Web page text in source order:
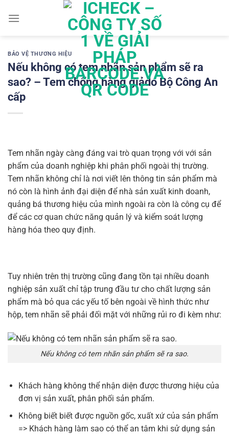
đến
BẢO VỆ THƯƠNG HIỆU
Nếu không có tem nhãn sản phẩm sẽ ra
sao? – Tem chống hàng giảdo Bộ Công An
cấp
Tem nhãn ngày càng đáng vai trò quan trọng với với sản
phẩm của doanh nghiệp khi phân phối ngoài thị trường.
Tem nhãn không chỉ là nơi viết lên thông tin sản phẩm mà
nó còn là hình ảnh đại diện để nhà sản xuất kinh doanh,
quảng bá thương hiệu của mình ngoài ra còn là công cụ để
để các cơ quan chức năng quản lý và kiểm soát lượng
hàng hóa theo quy định.
Tuy nhiên trên thị trường cũng đang tồn tại nhiều doanh
nghiệp sản xuất chỉ tập trung đầu tư cho chất lượng sản
phẩm mà bỏ qua các yếu tố bên ngoài về hình thức như
hộp, tem nhãn sẽ phải đối mặt với những rủi ro đi kèm như:
Nếu không có tem nhãn sản phẩm sẽ ra sao.
Khách hàng không thể nhận diện được thương hiệu của
đơn vị sản xuất, phân phối sản phẩm.
Không biết biết được nguồn gốc, xuất xứ của sản phẩm
=> Khách hàng làm sao có thể an tâm khi sử dụng sản